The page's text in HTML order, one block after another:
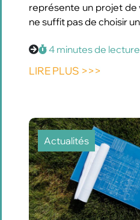
représente un projet de
ne suffit pas de choisir
4 minutes de lecture
LIRE PLUS >>>
Actualités